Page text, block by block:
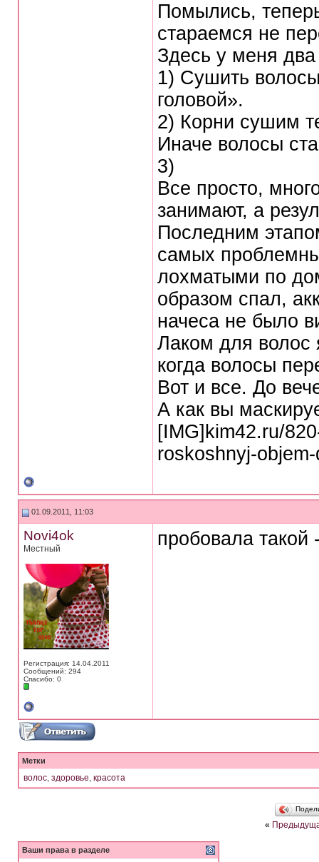
Помылись,
стараемся не
Здесь у меня два
1) Сушить
головой».
2) Корни сушим
Иначе волосы
3)
Все просто,
занимают, а
Последним
самых
лохматыми по
образом спал,
начеса не было
Лаком для волос
когда волосы
Вот и все. До
А как вы
[IMG]kim42.ru/
roskoshnyj-
01.09.2011, 11:03
Novi4ok
Местный
Регистрация: 14.04.2011
Сообщений: 294
Спасибо: 0
пробовала такой
Метки
волос, здоровье, красота
«
Ваши права в разделе